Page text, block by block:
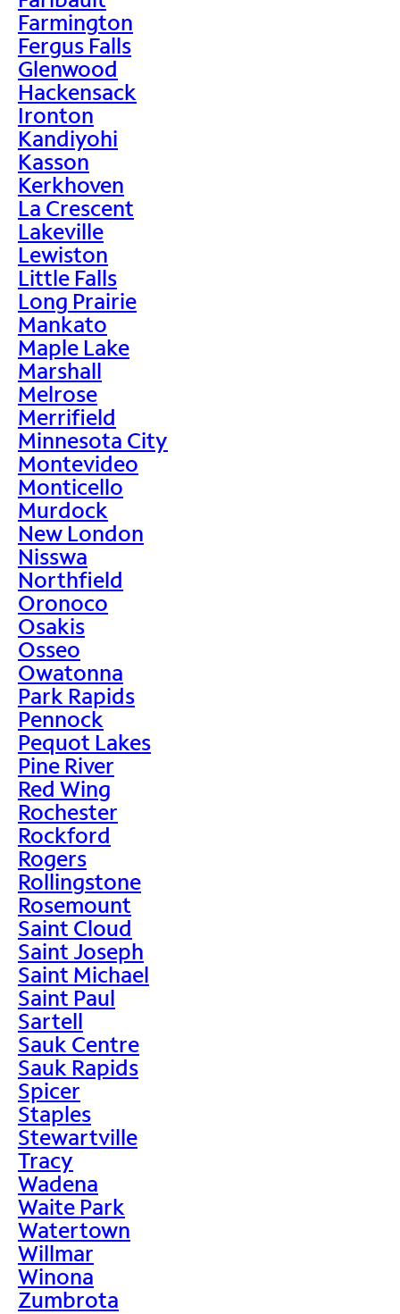
Farmington
Fergus Falls
Glenwood
Hackensack
Ironton
Kandiyohi
Kasson
Kerkhoven
La Crescent
Lakeville
Lewiston
Little Falls
Long Prairie
Mankato
Maple Lake
Marshall
Melrose
Merrifield
Minnesota City
Montevideo
Monticello
Murdock
New London
Nisswa
Northfield
Oronoco
Osakis
Osseo
Owatonna
Park Rapids
Pennock
Pequot Lakes
Pine River
Red Wing
Rochester
Rockford
Rogers
Rollingstone
Rosemount
Saint Cloud
Saint Joseph
Saint Michael
Saint Paul
Sartell
Sauk Centre
Sauk Rapids
Spicer
Staples
Stewartville
Tracy
Wadena
Waite Park
Watertown
Willmar
Winona
Zumbrota